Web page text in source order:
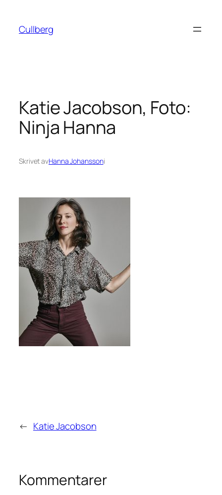
innehåll
Cullberg
Katie Jacobson, Foto:
Ninja Hanna
Skrivet avHanna Johanssoni
← Katie Jacobson
Kommentarer